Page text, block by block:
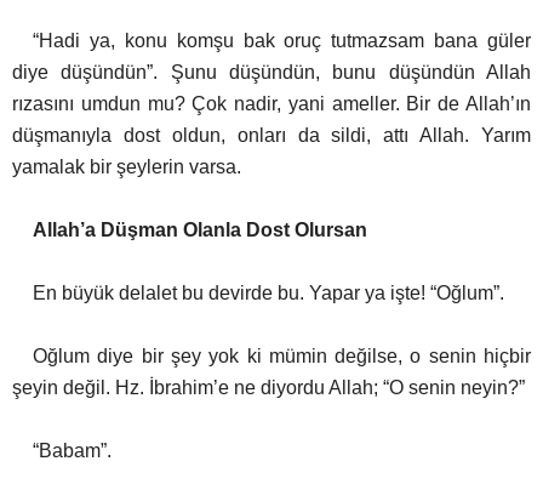
“Hadi ya, konu komşu bak oruç tutmazsam bana güler
diye düşündün”. Şunu düşündün, bunu düşündün Allah
rızasını umdun mu? Çok nadir, yani ameller. Bir de Allah’ın
düşmanıyla dost oldun, onları da sildi, attı Allah. Yarım
yamalak bir şeylerin varsa.
Allah’a Düşman Olanla Dost Olursan
En büyük delalet bu devirde bu. Yapar ya işte! “Oğlum”.
Oğlum diye bir şey yok ki mümin değilse, o senin hiçbir
şeyin değil. Hz. İbrahim’e ne diyordu Allah; “O senin neyin?”
“Babam”.